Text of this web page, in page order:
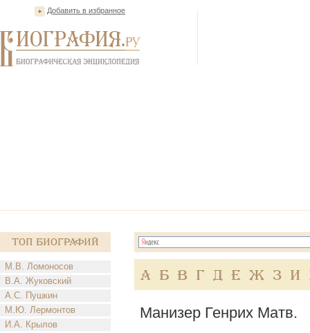
Добавить в избранное
Топ Биографий
М.В. Ломоносов
В.А. Жуковский
А.С. Пушкин
М.Ю. Лермонтов
И.А. Крылов
А Б В Г Д Е Ж З И
Манизер Генрих Матв.